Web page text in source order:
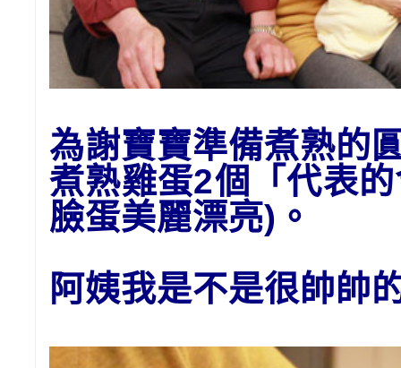
為謝寶寶準備煮熟的
煮熟雞蛋2個「代表
臉蛋美麗漂亮)。
阿姨我是不是很帥帥